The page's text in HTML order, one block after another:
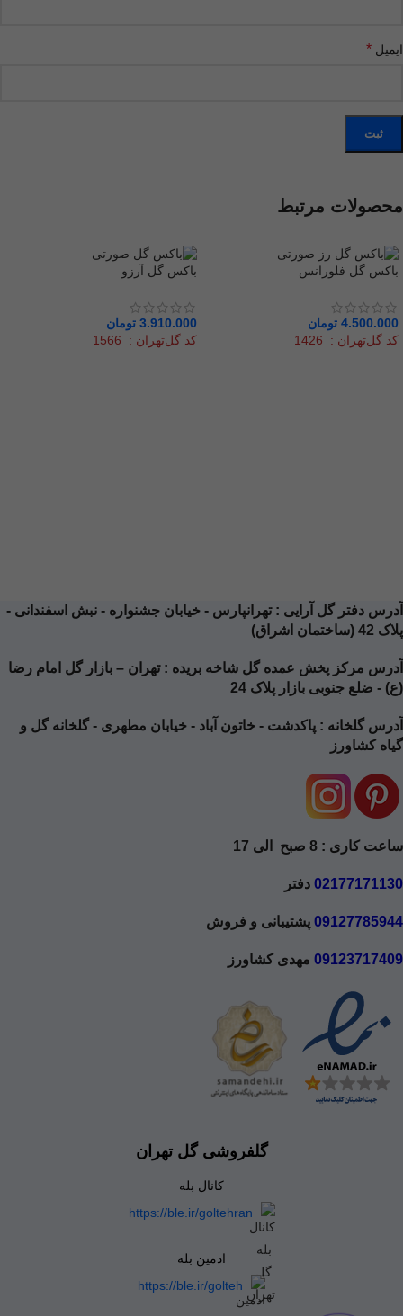
ایمیل *
محصولات مرتبط
باکس گل فلورانس
4.500.000 تومان
کد گل‌تهران : 1426
باکس گل آرزو
3.910.000 تومان
کد گل‌تهران : 1566
آدرس دفتر گل آرایی : تهرانپارس - خیابان جشنواره - نبش اسفندانی -
پلاک 42 (ساختمان اشراق)
آدرس مرکز پخش عمده گل شاخه بریده : تهران – بازار گل امام رضا
(ع) - ضلع جنوبی بازار پلاک 24
آدرس گلخانه : پاکدشت - خاتون آباد - خیابان مطهری - گلخانه گل و
گیاه کشاورز
ساعت کاری : 8 صبح الی 17
02177171130 دفتر
09127785944 پشتیبانی و فروش
09123717409 مهدی کشاورز
گلفروشی گل تهران
کانال بله
https://ble.ir/goltehran
ادمین بله
https://ble.ir/golteh